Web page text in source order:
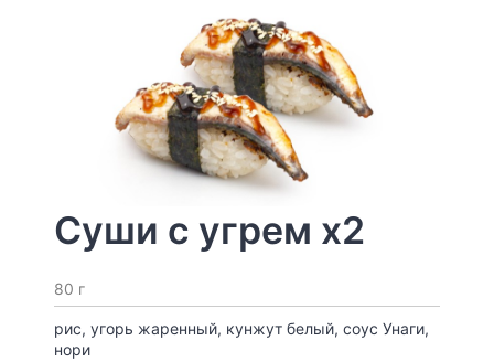
Суши с угрем x2
80 г
рис, угорь жаренный, кунжут белый, соус Унаги,
нори